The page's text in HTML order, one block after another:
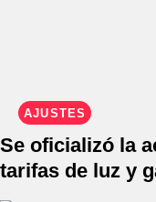
AJUSTES
Se oficializó la
tarifas de luz y